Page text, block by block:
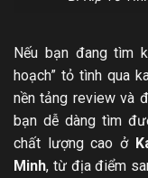
Nếu bạn đang tìm
hoạch” tỏ tình qua
nền tảng review và
bạn dễ dàng tìm
chất lượng cao ở
Minh, từ địa điểm